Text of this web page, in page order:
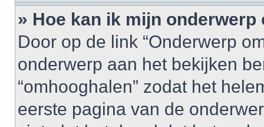
» Hoe kan ik mijn onderwerp
Door op de link “Onderwerp
onderwerp aan het bekijken
“omhooghalen” zodat het
eerste pagina van de